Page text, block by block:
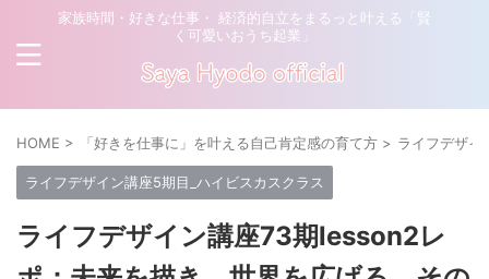
家族時間・好きな仕事・ 経済的自立をまるっと叶える「賢
く可愛いおうち起業」
HOME > 「好きを仕事に」を叶える自己肯定感の育て方 > ライフデザイ
ライフデザイン講座5期目_ハイビスカスクラス
ライフデザイン講座73期lesson2レ